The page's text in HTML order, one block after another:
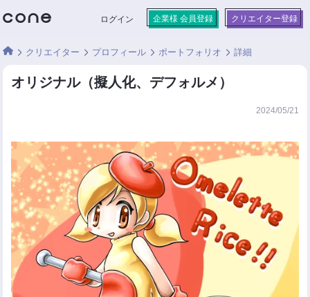
ログイン 企業様 会員登録 クリエイター登録
クリエイター プロフィール ポートフォリオ 詳細
オリジナル（擬人化、デフォルメ）
2024/05/21